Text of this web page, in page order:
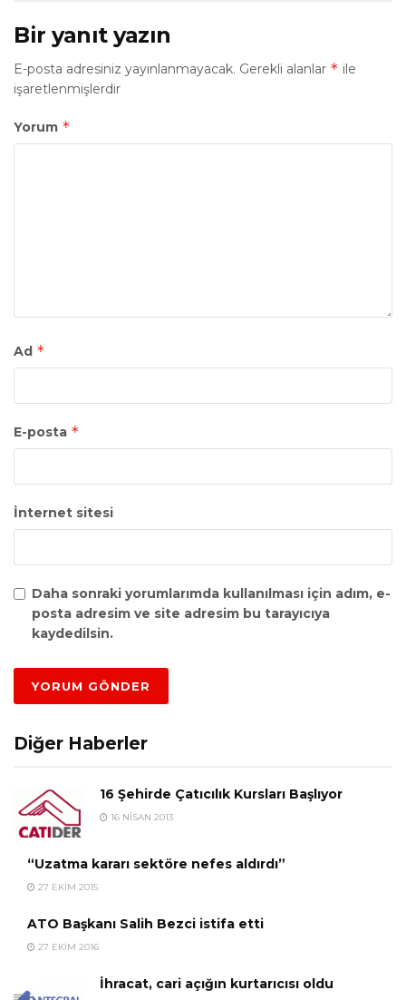
Bir yanıt yazın
E-posta adresiniz yayınlanmayacak. Gerekli alanlar * ile
işaretlenmişlerdir
Yorum *
Ad *
E-posta *
İnternet sitesi
Daha sonraki yorumlarımda kullanılması için adım, e-
posta adresim ve site adresim bu tarayıcıya
kaydedilsin.
Diğer Haberler
16 Şehirde Çatıcılık Kursları Başlıyor
16 NISAN 2013
“Uzatma kararı sektöre nefes aldırdı”
27 EKIM 2015
ATO Başkanı Salih Bezci istifa etti
27 EKIM 2016
İhracat, cari açığın kurtarıcısı oldu